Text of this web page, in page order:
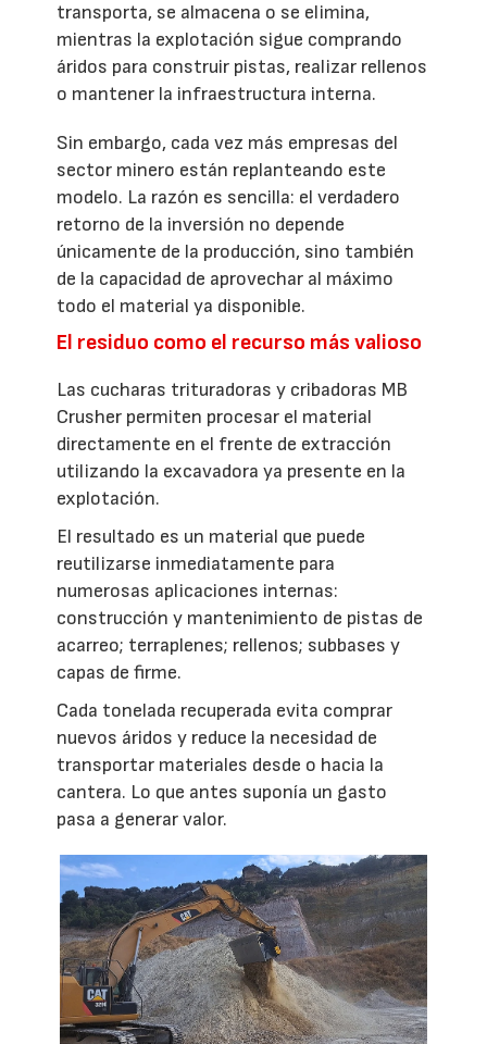
transporta, se almacena o se elimina,
mientras la explotación sigue comprando
áridos para construir pistas, realizar rellenos
o mantener la infraestructura interna.
Sin embargo, cada vez más empresas del
sector minero están replanteando este
modelo. La razón es sencilla: el verdadero
retorno de la inversión no depende
únicamente de la producción, sino también
de la capacidad de aprovechar al máximo
todo el material ya disponible.
El residuo como el recurso más valioso
Las cucharas trituradoras y cribadoras MB
Crusher permiten procesar el material
directamente en el frente de extracción
utilizando la excavadora ya presente en la
explotación.
El resultado es un material que puede
reutilizarse inmediatamente para
numerosas aplicaciones internas:
construcción y mantenimiento de pistas de
acarreo; terraplenes; rellenos; subbases y
capas de firme.
Cada tonelada recuperada evita comprar
nuevos áridos y reduce la necesidad de
transportar materiales desde o hacia la
cantera. Lo que antes suponía un gasto
pasa a generar valor.